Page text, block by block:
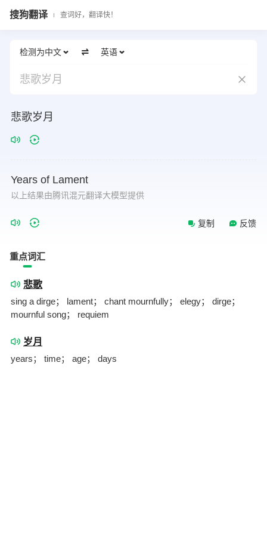
搜狗翻译 查词好，翻译快！
检测为中文 英语
悲歌岁月
悲歌岁月
Years of Lament
以上结果由腾讯混元翻译大模型提供
复制 反馈
重点词汇
悲歌
sing a dirge； lament； chant mournfully； elegy； dirge；
mournful song； requiem
岁月
years； time； age； days